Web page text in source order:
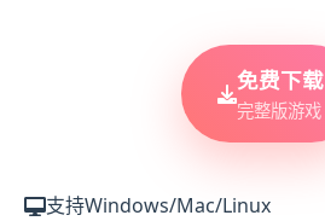
免费下载
完整版游戏
支持Windows/Mac/Linux